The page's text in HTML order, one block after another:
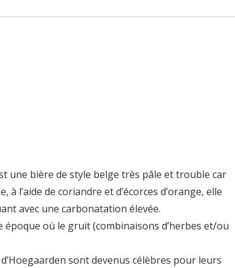
une bière de style belge très pâle et trouble car
l’aide de coriandre et d’écorces d’orange, elle
avec une carbonatation élevée.
où le gruit (combinaisons d’herbes et/ou
sont devenus célèbres pour leurs